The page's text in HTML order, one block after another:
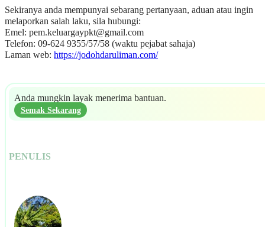
Sekiranya anda mempunyai sebarang pertanyaan, aduan atau ingin
melaporkan salah laku, sila hubungi:
Emel: pem.keluargaypkt@gmail.com
Telefon: 09-624 9355/57/58 (waktu pejabat sahaja)
Laman web: https://jodohdaruliman.com/
Anda mungkin layak menerima bantuan.
Semak Sekarang
PENULIS